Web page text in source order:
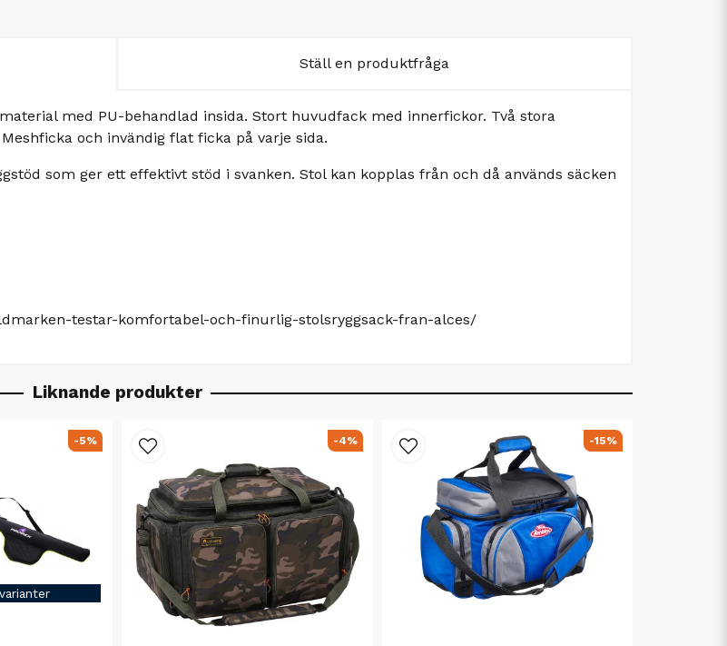
Ställ en produktfråga
med PU-behandlad insida. Stort huvudfack med innerfickor. Två stora
och invändig flat ficka på varje sida.
som ger ett effektivt stöd i svanken. Stol kan kopplas från och då används säcken
testar-komfortabel-och-finurlig-stolsryggsack-fran-alces/
Liknande produkter
-5% -4% -15%